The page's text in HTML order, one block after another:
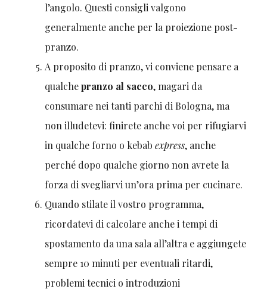
l’angolo. Questi consigli valgono
generalmente anche per la proiezione post-
pranzo.
A proposito di pranzo, vi conviene pensare a
qualchepranzo al sacco, magari da
consumare nei tanti parchi di Bologna, ma
non illudetevi: finirete anche voi per rifugiarvi
in qualche forno o kebab express, anche
perché dopo qualche giorno non avrete la
forza di svegliarvi un’ora prima per cucinare.
Quando stilate il vostro programma,
ricordatevi di calcolare anche i tempi di
spostamento da una sala all’altra e aggiungete
sempre 10 minuti per eventuali ritardi,
problemi tecnici o introduzioni